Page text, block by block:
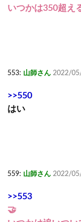
いつかは350超え
553: 山師さん 2022/
>>550
はい
559: 山師さん 2022/
>>553
🤝